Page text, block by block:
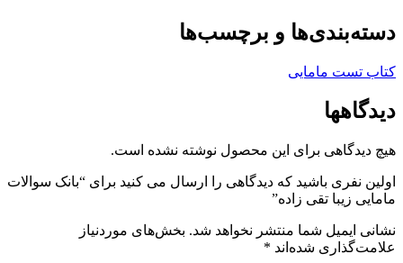
دسته‌بندی‌ها و برچسب‌ها
کتاب تست مامایی
دیدگاهها
هیچ دیدگاهی برای این محصول نوشته نشده است.
اولین نفری باشید که دیدگاهی را ارسال می کنید برای “بانک سوالات
مامایی زیبا تقی زاده”
نشانی ایمیل شما منتشر نخواهد شد. بخش‌های موردنیاز
علامت‌گذاری شده‌اند *